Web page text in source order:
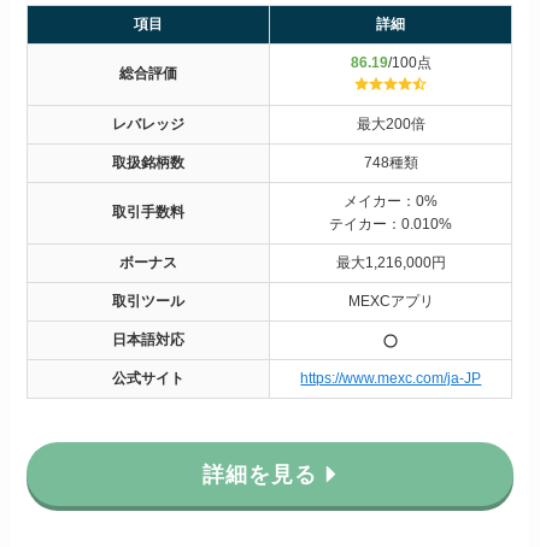
項目 詳細
総合評価
86.19/100点
レバレッジ 最大200倍
取扱銘柄数 748種類
取引手数料
メイカー：0%
テイカー：0.010%
ボーナス 最大1,216,000円
取引ツール MEXCアプリ
日本語対応
公式サイト https://www.mexc.com/ja-JP
詳細を見る